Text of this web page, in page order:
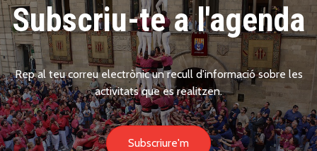
Subscriu-te a l'agenda
Rep al teu correu electrònic un recull d'informació sobre les
activitats que es realitzen.
Subscriure'm